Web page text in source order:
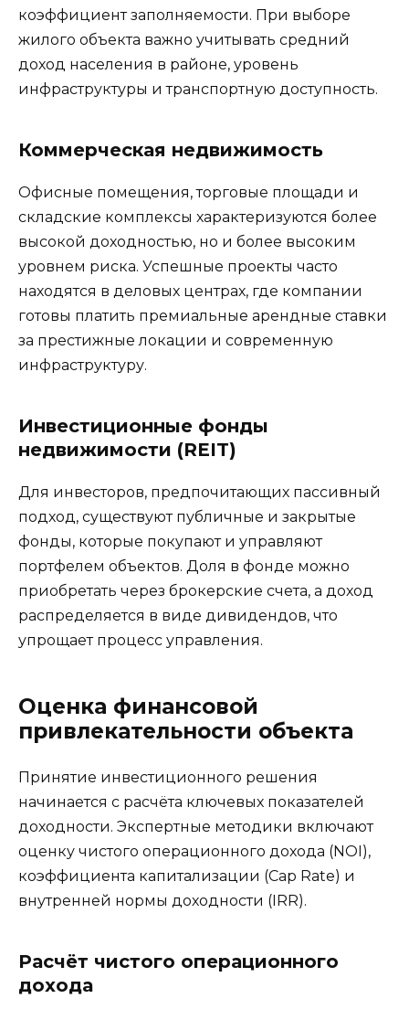
коэффициент заполняемости. При выборе
жилого объекта важно учитывать средний
доход населения в районе, уровень
инфраструктуры и транспортную доступность.
Коммерческая недвижимость
Офисные помещения, торговые площади и
складские комплексы характеризуются более
высокой доходностью, но и более высоким
уровнем риска. Успешные проекты часто
находятся в деловых центрах, где компании
готовы платить премиальные арендные ставки
за престижные локации и современную
инфраструктуру.
Инвестиционные фонды
недвижимости (REIT)
Для инвесторов, предпочитающих пассивный
подход, существуют публичные и закрытые
фонды, которые покупают и управляют
портфелем объектов. Доля в фонде можно
приобретать через брокерские счета, а доход
распределяется в виде дивидендов, что
упрощает процесс управления.
Оценка финансовой
привлекательности объекта
Принятие инвестиционного решения
начинается с расчёта ключевых показателей
доходности. Экспертные методики включают
оценку чистого операционного дохода (NOI),
коэффициента капитализации (Cap Rate) и
внутренней нормы доходности (IRR).
Расчёт чистого операционного
дохода